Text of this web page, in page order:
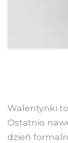
Walentynki
Ostatnio
dzień